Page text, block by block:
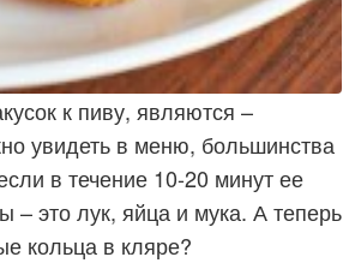
к пиву, являются –
увидеть в меню, большинства
в течение 10-20 минут ее
– это лук, яйца и мука. А теперь
кольца в кляре?